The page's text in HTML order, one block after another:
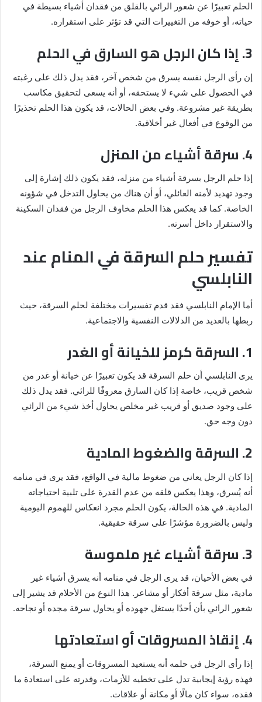
الحلم تعبيرًا عن شعور الرائي بالقلق من فقدان أشياء بسيطة في
حياته، أو خوفه من التغييرات التي قد تؤثر على استقراره.
3. إذا كان الرجل هو السارق في الحلم
إن رأى الرجل نفسه يسرق من شخص آخر، فقد يدل ذلك على رغبته
في الحصول على شيء لا يستحقه، أو أنه يسعى لتحقيق مكاسب
بطريقة غير مشروعة. وفي بعض الحالات، قد يكون هذا الحلم تحذيرًا
من الوقوع في أفعال غير أخلاقية.
4. سرقة أشياء من المنزل
إذا حلم الرجل بسرقة أشياء من منزله، فقد يكون ذلك إشارة إلى
وجود تهديد لأمنه العائلي، أو أن هناك من يحاول التدخل في شؤونه
الخاصة. كما قد يعكس هذا الحلم مخاوف الرجل من فقدان السكينة
والاستقرار داخل أسرته.
تفسير حلم السرقة في المنام عند
النابلسي
أما الإمام النابلسي فقد قدم تفسيرات مختلفة لحلم السرقة، حيث
ربطها بالعديد من الدلالات النفسية والاجتماعية.
1. السرقة كرمز للخيانة أو الغدر
يرى النابلسي أن حلم السرقة قد يكون تعبيرًا عن خيانة أو غدر من
شخص قريب، خاصة إذا كان السارق معروفًا للرائي. فقد يدل ذلك
على وجود صديق أو قريب غير مخلص يحاول أخذ شيء من الرائي
دون وجه حق.
2. السرقة والضغوط المادية
إذا كان الرجل يعاني من ضغوط مالية في الواقع، فقد يرى في منامه
أنه يُسرق، وهذا يعكس قلقه من عدم القدرة على تلبية احتياجاته
المادية. في هذه الحالة، يكون الحلم مجرد انعكاس للهموم اليومية
وليس بالضرورة مؤشرًا على سرقة حقيقية.
3. سرقة أشياء غير ملموسة
في بعض الأحيان، قد يرى الرجل في منامه أنه يسرق أشياء غير
مادية، مثل سرقة أفكار أو مشاعر. هذا النوع من الأحلام قد يشير إلى
شعور الرائي بأن أحدًا يستغل جهوده أو يحاول سرقة مجده أو نجاحه.
4. إنقاذ المسروقات أو استعادتها
إذا رأى الرجل في حلمه أنه يستعيد المسروقات أو يمنع السرقة،
فهذه رؤية إيجابية تدل على تخطيه للأزمات، وقدرته على استعادة ما
فقده، سواء كان مالًا أو مكانة أو علاقات.